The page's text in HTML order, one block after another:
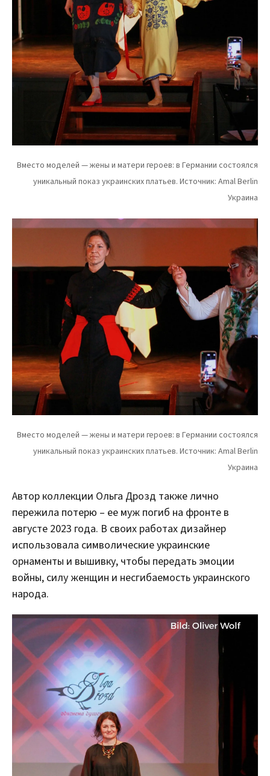
Автор коллекции Ольга Дрозд также лично
пережила потерю – ее муж погиб на фронте в
августе 2023 года. В своих работах дизайнер
использовала символические украинские
орнаменты и вышивку, чтобы передать эмоции
войны, силу женщин и несгибаемость украинского
народа.